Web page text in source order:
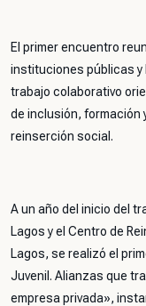
El primer encuentro
instituciones públicas y
trabajo colaborativo
de inclusión, formación
reinserción social.
A un año del inicio del
Lagos y el Centro de
Lagos, se realizó el
Juvenil. Alianzas que
empresa privada»,